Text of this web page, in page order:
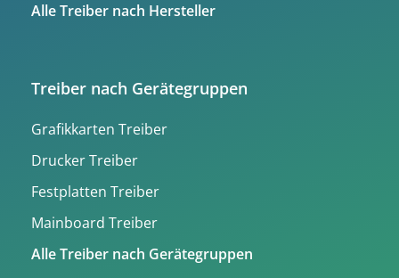
Alle Treiber nach Hersteller
Treiber nach Gerätegruppen
Grafikkarten Treiber
Drucker Treiber
Festplatten Treiber
Mainboard Treiber
Alle Treiber nach Gerätegruppen